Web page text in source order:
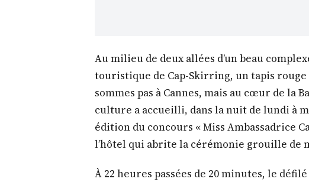
Au milieu de deux allées d’un beau
touristique de Cap-Skirring, un tapis
sommes pas à Cannes, mais au cœur de la
culture a accueilli, dans la nuit de lundi à
édition du concours « Miss Ambassadrice
l’hôtel qui abrite la cérémonie grouille de
À 22 heures passées de 20 minutes, le